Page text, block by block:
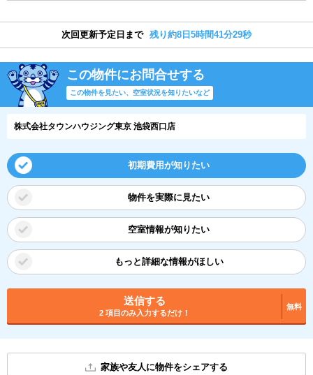
次回更新予定日まで 残り約8日5時間41分28秒
この物件にお問合せする
この物件を見たい、空室状況を知りたいなど
株式会社タウンハウジング東京 池袋西口店
初期費用が知りたい
物件を実際に見たい
空室情報が知りたい
もっと詳細な情報がほしい
送信する
2 項目のみ入力するだけ！
無料
家族や友人に物件をシェアする